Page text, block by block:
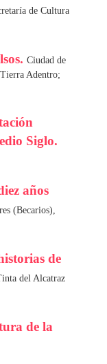
de Cultura
Ciudad de
Adentro;
Siglo.
años
(Becarios),
de
del Alcatraz
de la